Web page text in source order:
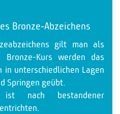
Bronze-Abzeichens
gilt man als
Bronze-Kurs werden das
in unterschiedlichen Lagen
Springen geübt.
ist nach bestandener